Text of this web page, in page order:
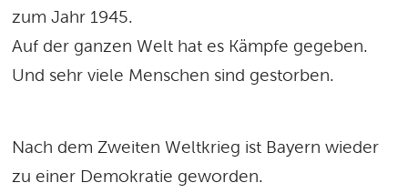
zum Jahr 1945.
Auf der ganzen Welt hat es Kämpfe gegeben.
Und sehr viele Menschen sind gestorben.
Nach dem Zweiten Weltkrieg ist Bayern wieder
zu einer Demokratie geworden.